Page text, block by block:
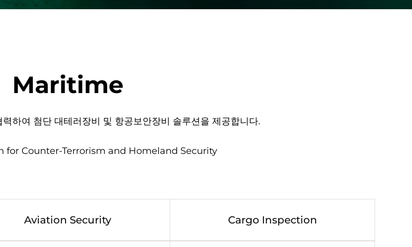
Maritime
하여 첨단 대테러장비 및 항공보안장비 솔루션을 제공합니다.
for Counter-Terrorism and Homeland Security
Aviation Security Cargo Inspection